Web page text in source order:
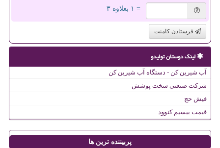
= ۱ بعلاوه ۳
فرستادن کامنت
لینک دوستان تولیدو
آب شیرین کن - دستگاه آب شیرین کن
شرکت صنعتی سخت پوشش
فیش حج
قیمت بیسیم کنوود
پربیننده ترین ها